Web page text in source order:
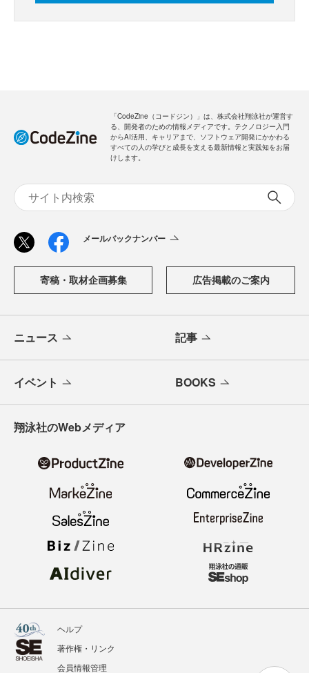
「CodeZine（コードジン）」は、株式会社翔泳社が運営す
る、開発者のための情報メディアです。テクノロジー入門
からAI活用、キャリアまで、ソフトウェア開発にかかわる
すべての人の学びと成長を支える最新情報と実践知をお届
けします。
メールバックナンバー
寄稿・取材企画募集 広告掲載のご案内
ニュース 記事
イベント BOOKS
翔泳社のWebメディア
ヘルプ
著作権・リンク
会員情報管理